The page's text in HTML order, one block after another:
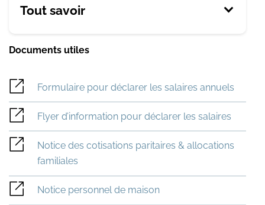
Tout savoir
Documents utiles
Formulaire pour déclarer les salaires annuels
Flyer d’information pour déclarer les salaires
Notice des cotisations paritaires & allocations
familiales
Notice personnel de maison